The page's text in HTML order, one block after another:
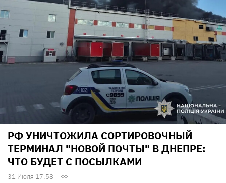
РФ УНИЧТОЖИЛА СОРТИРОВОЧНЫЙ
ТЕРМИНАЛ "НОВОЙ ПОЧТЫ" В ДНЕПРЕ:
ЧТО БУДЕТ С ПОСЫЛКАМИ
31 Июля 17:58